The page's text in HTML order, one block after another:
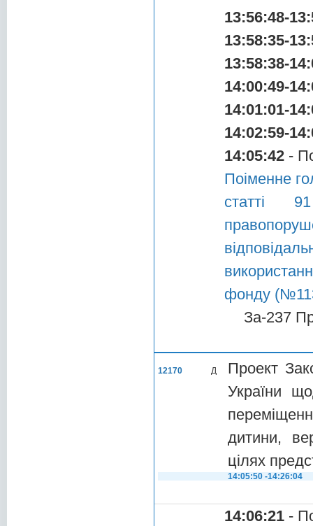
13:56:48-
13:58:35-
13:58:38-
14:00:49-
14:01:01-
14:02:59-
14:05:42 -
Поіменне
статті
фонду
За-237
12170 Д
Проект
України
дитини,
цілях
14:05:50 -14:26:04
14:06:21 -